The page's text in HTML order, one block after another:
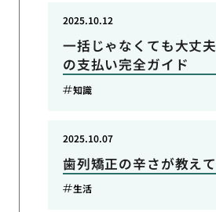
一括じゃなくても大丈
の支払い完全ガイド
2025.10.12
知識
歯列矯正の辛さが教え
2025.10.07
生活